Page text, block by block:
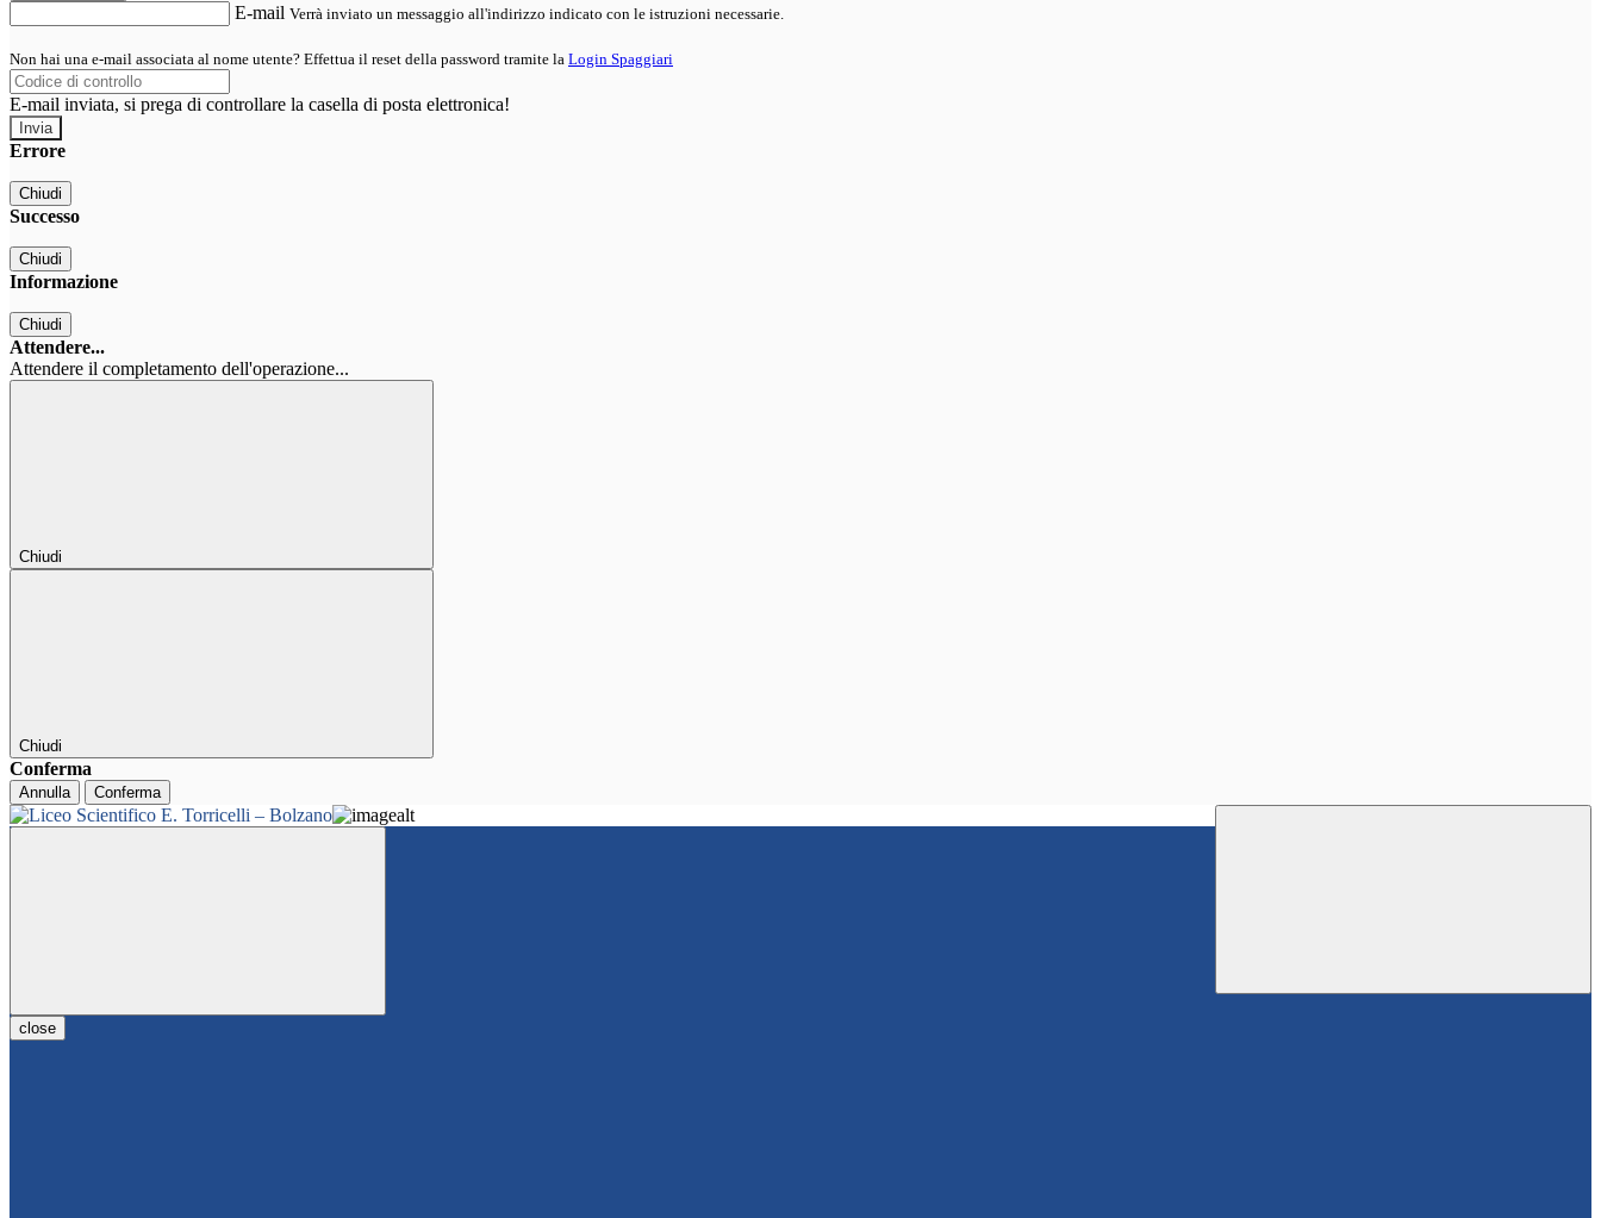
E-mail Verrà inviato un messaggio all'indirizzo indicato con le istruzioni necessarie.
Non hai una e-mail associata al nome utente? Effettua il reset della password tramite la Login Spaggiari
E-mail inviata, si prega di controllare la casella di posta elettronica!
Errore
Chiudi
Successo
Chiudi
Informazione
Chiudi
Attendere...
Attendere il completamento dell'operazione...
Chiudi
Chiudi
Conferma
Annulla Conferma
close